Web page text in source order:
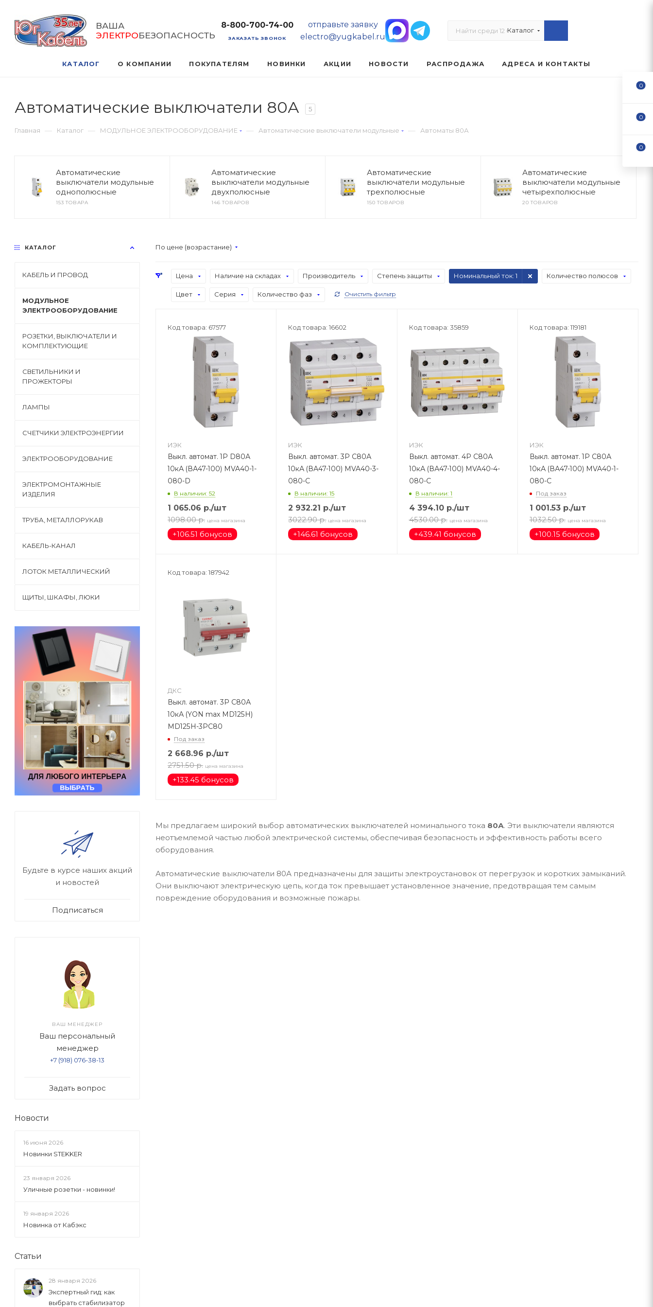
ВАША
ЭЛЕКТРОБЕЗОПАСНОСТЬ
8-800-700-74-00
ЗАКАЗАТЬ ЗВОНОК
отправьте заявку
electro@yugkabel.ru
Каталог
КАТАЛОГ О КОМПАНИИ ПОКУПАТЕЛЯМ НОВИНКИ АКЦИИ НОВОСТИ РАСПРОДАЖА АДРЕСА И КОНТАКТЫ
Автоматические выключатели 80А 5
Главная — Каталог — МОДУЛЬНОЕ ЭЛЕКТРООБОРУДОВАНИЕ — Автоматические выключатели модульные — Автоматы 80А
Автоматические
выключатели модульные
однополюсные
153 ТОВАРА
Автоматические
выключатели модульные
двухполюсные
146 ТОВАРОВ
Автоматические
выключатели модульные
трехполюсные
150 ТОВАРОВ
Автоматические
выключатели модульные
четырехполюсные
20 ТОВАРОВ
По цене (возрастание)
Цена Наличие на складах Производитель Степень защиты Номинальный ток: 1 Количество полюсов
Цвет Серия Количество фаз Очистить фильтр
Код товара: 67577
ИЭК
Выкл. автомат. 1Р D80А
10кА (ВА47-100) MVA40-1-
080-D
В наличии: 52
1 065.06 р./шт
1098.00 р. цена магазина
+106.51 бонусов
Код товара: 16602
ИЭК
Выкл. автомат. 3Р С80А
10кА (ВА47-100) MVA40-3-
080-C
В наличии: 15
2 932.21 р./шт
3022.90 р. цена магазина
+146.61 бонусов
Код товара: 35859
ИЭК
Выкл. автомат. 4Р С80А
10кА (ВА47-100) MVA40-4-
080-C
В наличии: 1
4 394.10р./шт
4530.00 р. цена магазина
+439.41 бонусов
Код товара: 119181
ИЭК
Выкл. автомат. 1Р C80А
10кА (ВА47-100) MVA40-1-
080-C
Под заказ
1 001.53р./шт
1032.50 р. цена магазина
+100.15 бонусов
Код товара: 187942
ДКС
Выкл. автомат. 3Р С80А
10кА (YON max MD125H)
MD125H-3PC80
Под заказ
2 668.96 р./шт
2751.50 р. цена магазина
+133.45 бонусов
Мы предлагаем широкий выбор автоматических выключателей номинального тока 80А. Эти выключатели являются
неотъемлемой частью любой электрической системы, обеспечивая безопасность и эффективность работы всего
оборудования.
Автоматические выключатели 80А предназначены для защиты электроустановок от перегрузок и коротких замыканий.
Они выключают электрическую цепь, когда ток превышает установленное значение, предотвращая тем самым
повреждение оборудования и возможные пожары.
КАТАЛОГ
КАБЕЛЬ И ПРОВОД
МОДУЛЬНОЕ
ЭЛЕКТРООБОРУДОВАНИЕ
РОЗЕТКИ, ВЫКЛЮЧАТЕЛИ И
КОМПЛЕКТУЮЩИЕ
СВЕТИЛЬНИКИ И
ПРОЖЕКТОРЫ
ЛАМПЫ
СЧЕТЧИКИ ЭЛЕКТРОЭНЕРГИИ
ЭЛЕКТРООБОРУДОВАНИЕ
ЭЛЕКТРОМОНТАЖНЫЕ
ИЗДЕЛИЯ
ТРУБА, МЕТАЛЛОРУКАВ
КАБЕЛЬ-КАНАЛ
ЛОТОК МЕТАЛЛИЧЕСКИЙ
ЩИТЫ, ШКАФЫ, ЛЮКИ
Будьте в курсе наших акций
и новостей
Подписаться
ВАШ МЕНЕДЖЕР
Ваш персональный
менеджер
+7 (918) 076-38-13
Задать вопрос
Новости
16 июня 2026
Новинки STEKKER
23 января 2026
Уличные розетки - новинки!
19 января 2026
Новинка от Кабэкс
Статьи
28 января 2026
Экспертный гид: как
выбрать стабилизатор
0
0
0